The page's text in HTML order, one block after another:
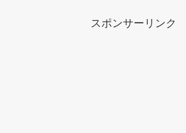
スポンサーリンク